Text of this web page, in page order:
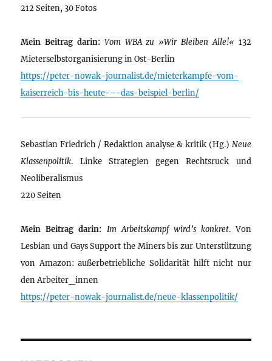
212 Seiten, 30 Fotos
Mein Beitrag darin: Vom WBA zu »Wir Bleiben Alle!« 132
Mieterselbstorganisierung in Ost-Berlin
https://peter-nowak-journalist.de/mieterkampfe-vom-
kaiserreich-bis-heute-–-das-beispiel-berlin/
Sebastian Friedrich / Redaktion analyse & kritik (Hg.) Neue
Klassenpolitik. Linke Strategien gegen Rechtsruck und
Neoliberalismus
220 Seiten
Mein Beitrag darin: Im Arbeitskampf wird’s konkret. Von
Lesbian und Gays Support the Miners bis zur Unterstützung
von Amazon: außerbetriebliche Solidarität hilft nicht nur
den Arbeiter_innen
https://peter-nowak-journalist.de/neue-klassenpolitik/